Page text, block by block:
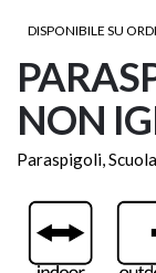
DISPONIBILE SU
NON
Paraspigoli,Scuola